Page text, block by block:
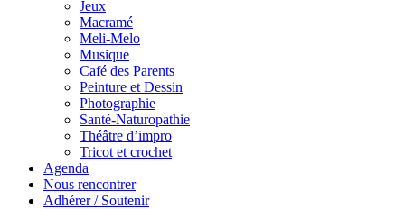
Jeux
Macramé
Meli-Melo
Musique
Café des Parents
Peinture et Dessin
Photographie
Santé-Naturopathie
Théâtre d’impro
Tricot et crochet
Agenda
Nous rencontrer
Adhérer / Soutenir